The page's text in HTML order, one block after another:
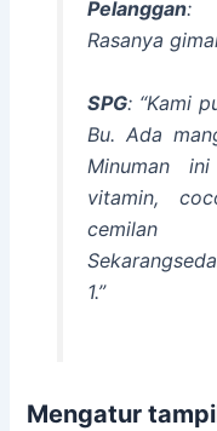
Pelanggan:
Rasanya
SPG: “Kami
Bu. Ada
Minuman
vitamin,
cemilan
1.”
Mengatur